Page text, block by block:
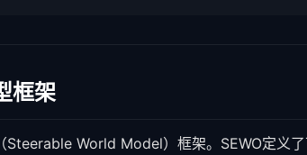
框架
Steerable World Model）框架。SEWO定义